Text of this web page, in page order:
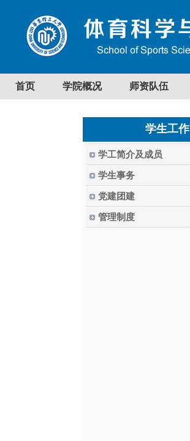
首页 学院概况 师资队伍
学生工作
学工简介及成员
学生事务
党建团建
管理制度